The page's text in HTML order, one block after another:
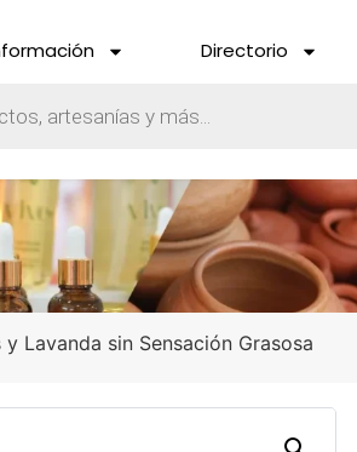
Directorio
Lavanda sin Sensación Grasosa